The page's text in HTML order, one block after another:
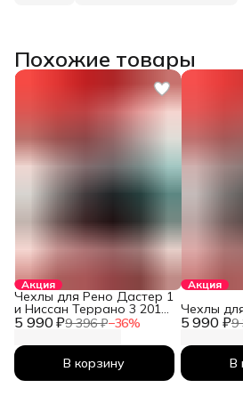
Похожие товары
Акция
5 990 ₽9 396 ₽−36%
Чехлы для Рено Дастер 1
и Ниссан Террано 3 2010-
2026
В корзину
Акция
5 990 ₽9
Чехлы
В